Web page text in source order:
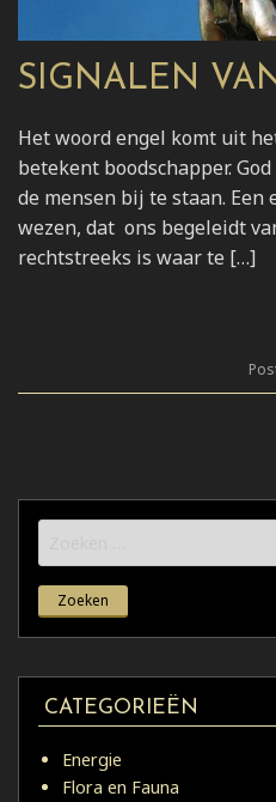
SIGNALEN
Het woord engel komt uit
betekent boodschapper.
de mensen bij te staan.
wezen, dat ons begeleidt
rechtstreeks is waar te […]
naar:
CATEGORIEËN
Energie
Flora en Fauna